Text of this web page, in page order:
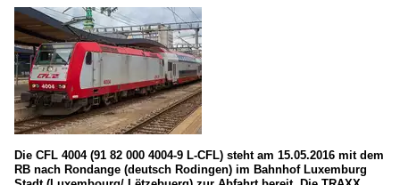
Die CFL 4004 (91 82 000 4004-9 L-CFL) steht am 15.05.2016 mit dem
RB nach Rondange (deutsch Rodingen) im Bahnhof Luxemburg